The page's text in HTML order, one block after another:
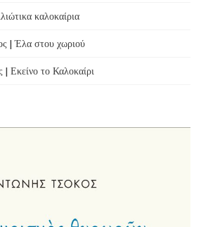
καλοκαίρια
| Έλα στου χωριού
Εκείνο το Καλοκαίρι